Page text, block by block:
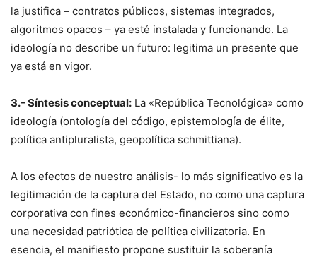
la justifica – contratos públicos, sistemas integrados,
algoritmos opacos – ya esté instalada y funcionando. La
ideología no describe un futuro: legitima un presente que
ya está en vigor.
3.- Síntesis conceptual: La «República Tecnológica» como
ideología (ontología del código, epistemología de élite,
política antipluralista, geopolítica schmittiana).
A los efectos de nuestro análisis- lo más significativo es la
legitimación de la captura del Estado, no como una captura
corporativa con fines económico-financieros sino como
una necesidad patriótica de política civilizatoria. En
esencia, el manifiesto propone sustituir la soberanía